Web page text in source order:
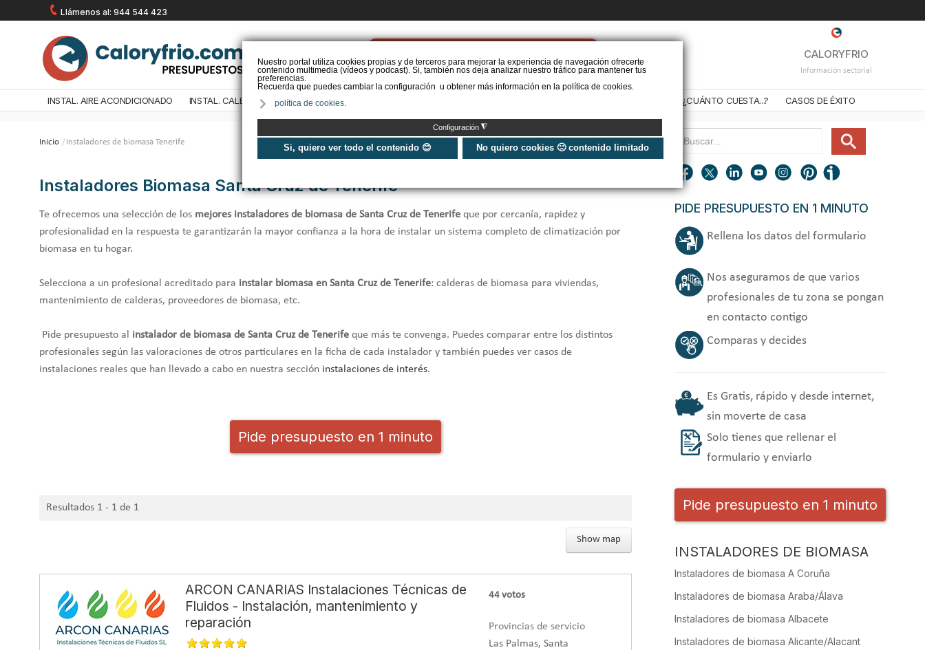
Nuestro portal utiliza cookies propias y de terceros para mejorar la experiencia de navegación ofrecerte
contenido multimedia (vídeos y podcast). Si, también nos deja analizar nuestro tráfico para mantener tus
preferencias.
Recuerda que puedes cambiar la configuración u obtener más información en la política de cookies.
política de cookies.
Configuración ◮
Si, quiero ver todo el contenido 😊 No quiero cookies 🙁 contenido limitado
Llámenos al: 944 544 423
PIDE PRESUPUESTO CALORYFRIO
Información sectorial
INSTAL. AIRE ACONDICIONADO INSTAL. CALEFACCIÓN INSTAL. AEROTERMIA ¿CUÁNTO CUESTA...? CASOS DE ÉXITO
Inicio /Instaladores de biomasa Tenerife
Instaladores Biomasa Santa Cruz de Tenerife
Te ofrecemos una selección de los mejores instaladores de biomasa de Santa Cruz de Tenerife que por cercanía, rapidez y
profesionalidad en la respuesta te garantizarán la mayor confianza a la hora de instalar un sistema completo de climatización por
biomasa en tu hogar.
Selecciona a un profesional acreditado para instalar biomasa en Santa Cruz de Tenerife: calderas de biomasa para viviendas,
mantenimiento de calderas, proveedores de biomasa, etc.
Pide presupuesto al instalador de biomasa de Santa Cruz de Tenerife que más te convenga. Puedes comparar entre los distintos
profesionales según las valoraciones de otros particulares en la ficha de cada instalador y también puedes ver casos de
instalaciones reales que han llevado a cabo en nuestra sección instalaciones de interés.
Pide presupuesto en 1 minuto
Resultados 1 - 1 de 1
Show map
ARCON CANARIAS Instalaciones Técnicas de
Fluidos - Instalación, mantenimiento y
reparación
44votos
Provincias de servicio
Las Palmas, Santa
PIDE PRESUPUESTO EN 1 MINUTO
Rellena los datos del formulario
Nos aseguramos de que varios
profesionales de tu zona se pongan
en contacto contigo
Comparas y decides
Es Gratis, rápido y desde internet,
sin moverte de casa
Solo tienes que rellenar el
formulario y enviarlo
Pide presupuesto en 1 minuto
INSTALADORES DE BIOMASA
Instaladores de biomasa A Coruña
Instaladores de biomasa Araba/Álava
Instaladores de biomasa Albacete
Instaladores de biomasa Alicante/Alacant